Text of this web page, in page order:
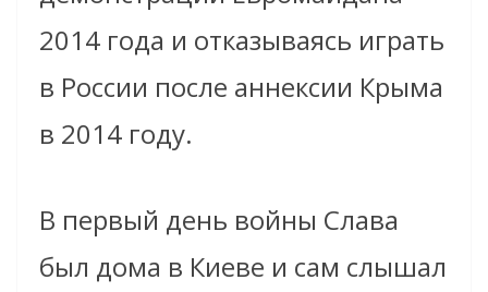
2014 года и отказываясь играть
в России после аннексии Крыма
в 2014 году.
В первый день войны Слава
был дома в Киеве и сам слышал